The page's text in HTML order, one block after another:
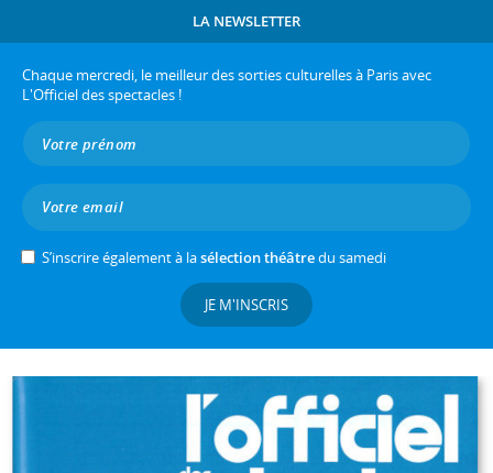
LA NEWSLETTER
Chaque mercredi, le meilleur des sorties culturelles à Paris avec
L'Officiel des spectacles !
S’inscrire également à lasélection théâtredu samedi
JE M'INSCRIS